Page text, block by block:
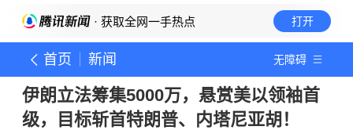
· 获取全网一手热点 打开
首页 新闻 无障碍
伊朗立法筹集5000万，悬赏美以领袖首
级，目标斩首特朗普、内塔尼亚胡！